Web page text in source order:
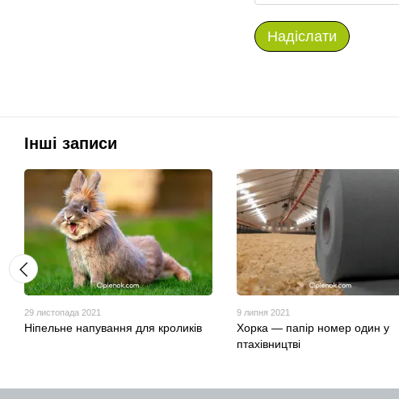
Надіслати
Інші записи
29 листопада 2021
Ніпельне напування для кроликів
9 липня 2021
Хорка — папір номер один у
птахівництві